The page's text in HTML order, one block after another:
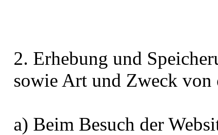
2. Erhebung und
sowie Art und Zweck von
a) Beim Besuch der